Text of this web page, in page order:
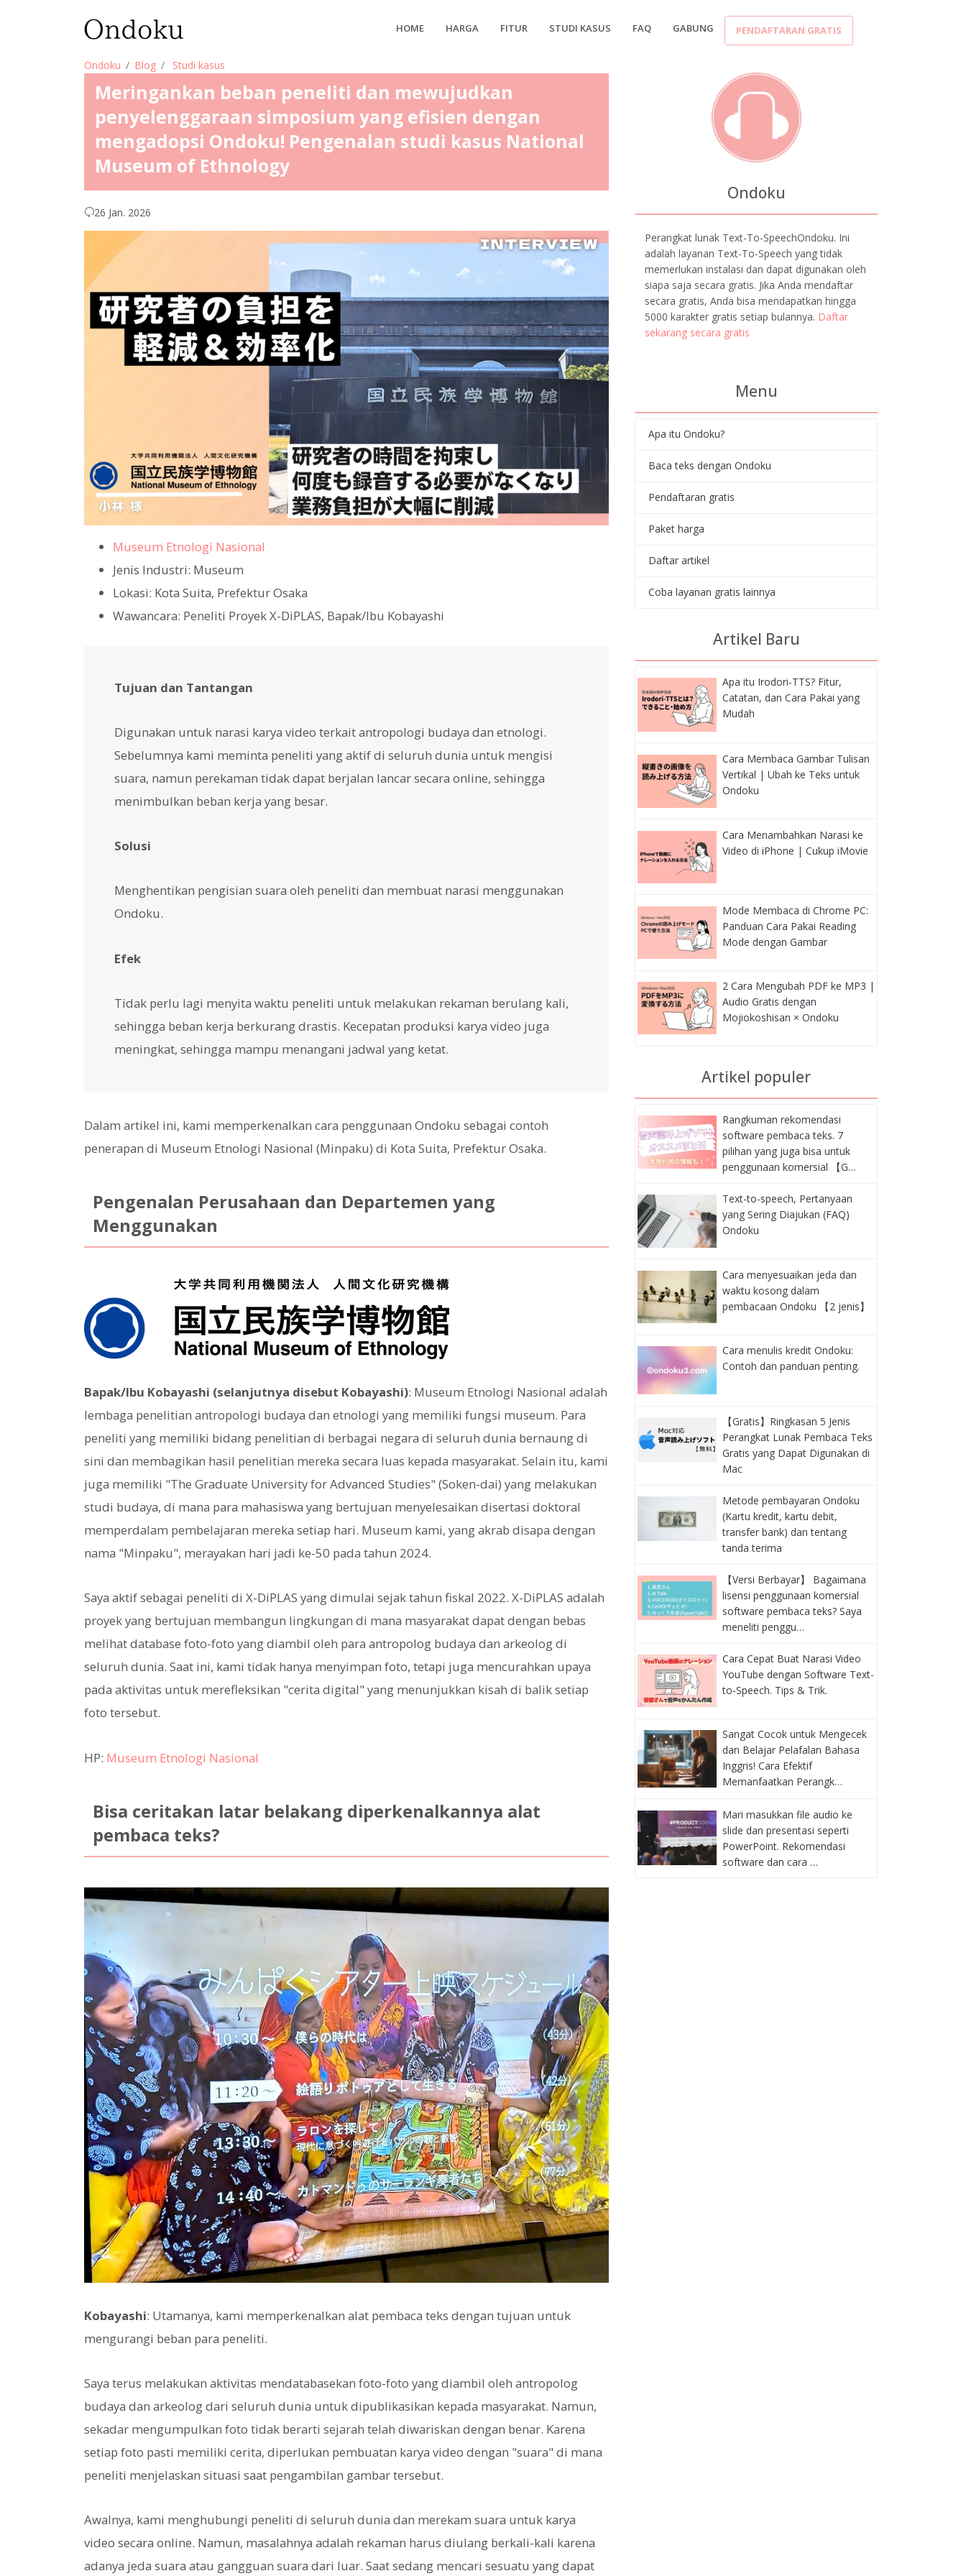
HOME HARGA FITUR STUDI KASUS FAQ GABUNG PENDAFTARAN GRATIS
Ondoku Blog Studi kasus
Meringankan beban peneliti dan mewujudkan
penyelenggaraan simposium yang efisien dengan
mengadopsi Ondoku! Pengenalan studi kasus National
Museum of Ethnology
26 Jan. 2026
Museum Etnologi Nasional
Jenis Industri: Museum
Lokasi: Kota Suita, Prefektur Osaka
Wawancara: Peneliti Proyek X-DiPLAS, Bapak/Ibu Kobayashi
Tujuan dan Tantangan
Digunakan untuk narasi karya video terkait antropologi budaya dan etnologi.
Sebelumnya kami meminta peneliti yang aktif di seluruh dunia untuk mengisi
suara, namun perekaman tidak dapat berjalan lancar secara online, sehingga
menimbulkan beban kerja yang besar.
Solusi
Menghentikan pengisian suara oleh peneliti dan membuat narasi menggunakan
Ondoku.
Efek
Tidak perlu lagi menyita waktu peneliti untuk melakukan rekaman berulang kali,
sehingga beban kerja berkurang drastis. Kecepatan produksi karya video juga
meningkat, sehingga mampu menangani jadwal yang ketat.
Dalam artikel ini, kami memperkenalkan cara penggunaan Ondoku sebagai contoh
penerapan di Museum Etnologi Nasional (Minpaku) di Kota Suita, Prefektur Osaka.
Pengenalan Perusahaan dan Departemen yang
Menggunakan
Bapak/Ibu Kobayashi (selanjutnya disebut Kobayashi): Museum Etnologi Nasional adalah
lembaga penelitian antropologi budaya dan etnologi yang memiliki fungsi museum. Para
peneliti yang memiliki bidang penelitian di berbagai negara di seluruh dunia bernaung di
sini dan membagikan hasil penelitian mereka secara luas kepada masyarakat. Selain itu, kami
juga memiliki "The Graduate University for Advanced Studies" (Soken-dai) yang melakukan
studi budaya, di mana para mahasiswa yang bertujuan menyelesaikan disertasi doktoral
memperdalam pembelajaran mereka setiap hari. Museum kami, yang akrab disapa dengan
nama "Minpaku", merayakan hari jadi ke-50 pada tahun 2024.
Saya aktif sebagai peneliti di X-DiPLAS yang dimulai sejak tahun fiskal 2022. X-DiPLAS adalah
proyek yang bertujuan membangun lingkungan di mana masyarakat dapat dengan bebas
melihat database foto-foto yang diambil oleh para antropolog budaya dan arkeolog di
seluruh dunia. Saat ini, kami tidak hanya menyimpan foto, tetapi juga mencurahkan upaya
pada aktivitas untuk merefleksikan "cerita digital" yang menunjukkan kisah di balik setiap
foto tersebut.
HP: Museum Etnologi Nasional
Bisa ceritakan latar belakang diperkenalkannya alat
pembaca teks?
Kobayashi: Utamanya, kami memperkenalkan alat pembaca teks dengan tujuan untuk
mengurangi beban para peneliti.
Saya terus melakukan aktivitas mendatabasekan foto-foto yang diambil oleh antropolog
budaya dan arkeolog dari seluruh dunia untuk dipublikasikan kepada masyarakat. Namun,
sekadar mengumpulkan foto tidak berarti sejarah telah diwariskan dengan benar. Karena
setiap foto pasti memiliki cerita, diperlukan pembuatan karya video dengan "suara" di mana
peneliti menjelaskan situasi saat pengambilan gambar tersebut.
Awalnya, kami menghubungi peneliti di seluruh dunia dan merekam suara untuk karya
video secara online. Namun, masalahnya adalah rekaman harus diulang berkali-kali karena
adanya jeda suara atau gangguan suara dari luar. Saat sedang mencari sesuatu yang dapat
Ondoku
Perangkat lunak Text-To-SpeechOndoku. Ini
adalah layanan Text-To-Speech yang tidak
memerlukan instalasi dan dapat digunakan oleh
siapa saja secara gratis. Jika Anda mendaftar
secara gratis, Anda bisa mendapatkan hingga
5000 karakter gratis setiap bulannya. Daftar
sekarang secara gratis
Menu
Apa itu Ondoku?
Baca teks dengan Ondoku
Pendaftaran gratis
Paket harga
Daftar artikel
Coba layanan gratis lainnya
Artikel Baru
Apa itu Irodori-TTS? Fitur,
Catatan, dan Cara Pakai yang
Mudah
Cara Membaca Gambar Tulisan
Vertikal | Ubah ke Teks untuk
Ondoku
Cara Menambahkan Narasi ke
Video di iPhone | Cukup iMovie
Mode Membaca di Chrome PC:
Panduan Cara Pakai Reading
Mode dengan Gambar
2 Cara Mengubah PDF ke MP3 |
Audio Gratis dengan
Mojiokoshisan × Ondoku
Artikel populer
Rangkuman rekomendasi
software pembaca teks. 7
pilihan yang juga bisa untuk
penggunaan komersial 【G…
Text-to-speech, Pertanyaan
yang Sering Diajukan (FAQ)
Ondoku
Cara menyesuaikan jeda dan
waktu kosong dalam
pembacaan Ondoku 【2 jenis】
Cara menulis kredit Ondoku:
Contoh dan panduan penting.
【Gratis】Ringkasan 5 Jenis
Perangkat Lunak Pembaca Teks
Gratis yang Dapat Digunakan di
Mac
Metode pembayaran Ondoku
(Kartu kredit, kartu debit,
transfer bank) dan tentang
tanda terima
【Versi Berbayar】 Bagaimana
lisensi penggunaan komersial
software pembaca teks? Saya
meneliti penggu…
Cara Cepat Buat Narasi Video
YouTube dengan Software Text-
to-Speech. Tips & Trik.
Sangat Cocok untuk Mengecek
dan Belajar Pelafalan Bahasa
Inggris! Cara Efektif
Memanfaatkan Perangk…
Mari masukkan file audio ke
slide dan presentasi seperti
PowerPoint. Rekomendasi
software dan cara …